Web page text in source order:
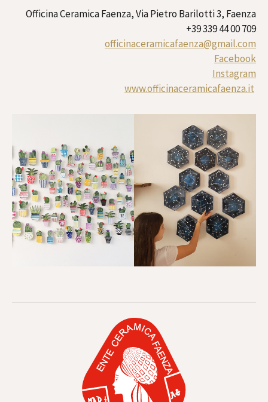
Officina Ceramica Faenza, Via Pietro Barilotti 3, Faenza
+39 339 44 00 709
officinaceramicafaenza@gmail.com
Facebook
Instagram
www.officinaceramicafaenza.it